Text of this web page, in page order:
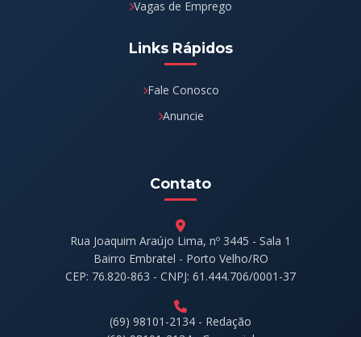
Vagas de Emprego
Links Rápidos
Fale Conosco
Anuncie
Contato
Rua Joaquim Araújo Lima, nº 3445 - Sala 1
Bairro Embratel - Porto Velho/RO
CEP: 76.820-863 - CNPJ: 61.444.706/0001-37
(69) 98101-2134 - Redação